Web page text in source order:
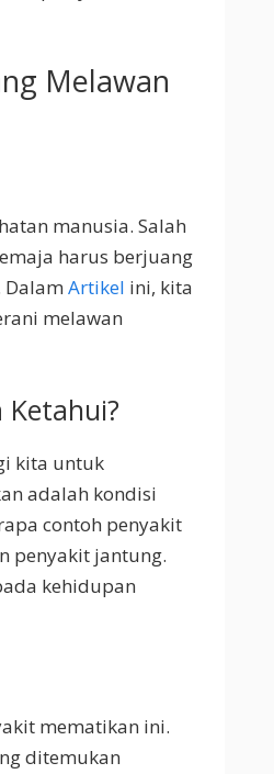
Melawan
manusia. Salah
harus berjuang
Artikel ini, kita
melawan
kita untuk
adalah kondisi
contoh penyakit
penyakit jantung.
kehidupan
mematikan ini.
ditemukan